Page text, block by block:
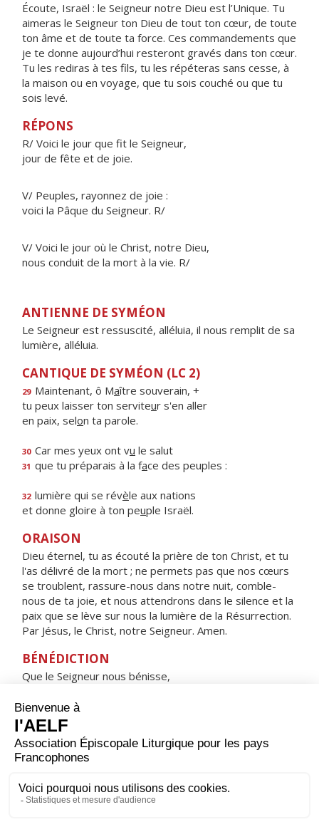
Écoute, Israël : le Seigneur notre Dieu est l’Unique. Tu
aimeras le Seigneur ton Dieu de tout ton cœur, de toute
ton âme et de toute ta force. Ces commandements que
je te donne aujourd’hui resteront gravés dans ton cœur.
Tu les rediras à tes fils, tu les répéteras sans cesse, à
la maison ou en voyage, que tu sois couché ou que tu
sois levé.
RÉPONS
R/ Voici le jour que fit le Seigneur,
jour de fête et de joie.
V/ Peuples, rayonnez de joie :
voici la Pâque du Seigneur. R/
V/ Voici le jour où le Christ, notre Dieu,
nous conduit de la mort à la vie. R/
ANTIENNE DE SYMÉON
Le Seigneur est ressuscité, alléluia, il nous remplit de sa
lumière, alléluia.
CANTIQUE DE SYMÉON (LC 2)
29 Maintenant, ô Maître souverain, +
tu peux laisser ton serviteur s'en aller
en paix, selon ta parole.
30 Car mes yeux ont vu le salut
31 que tu préparais à la face des peuples :
32 lumière qui se révèle aux nations
et donne gloire à ton peuple Israël.
ORAISON
Dieu éternel, tu as écouté la prière de ton Christ, et tu
l'as délivré de la mort ; ne permets pas que nos cœurs
se troublent, rassure-nous dans notre nuit, comble-
nous de ta joie, et nous attendrons dans le silence et la
paix que se lève sur nous la lumière de la Résurrection.
Par Jésus, le Christ, notre Seigneur. Amen.
BÉNÉDICTION
Que le Seigneur nous bénisse,
et nous garde dans la paix. Amen.
HYMNE : Ô VIERGE MARIE, QUELLE JOIE !
ALLÉLUIA !
Ô Vierge Marie, quelle joie ! Alléluia !
Ressuscité, s'en est allé, alléluia !